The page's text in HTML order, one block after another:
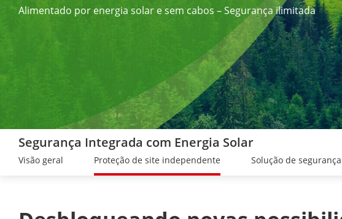
Segurança Integrada com Energia Solar
Visão geral Proteção de site independente Solução de